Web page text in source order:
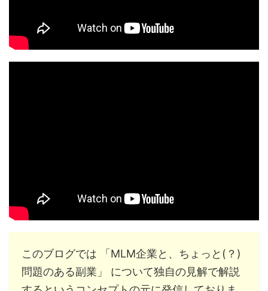
このブログでは 「MLM企業と、ちょっと(？)
問題のある副業」 について独自の見解で解説